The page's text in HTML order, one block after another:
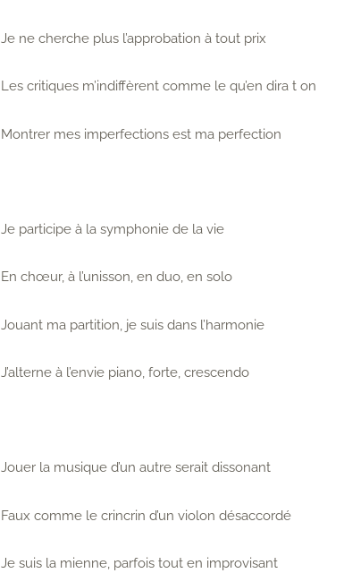
Je ne cherche plus l’approbation à tout prix
Les critiques m’indiffèrent comme le qu’en dira t on
Montrer mes imperfections est ma perfection
Je participe à la symphonie de la vie
En chœur, à l’unisson, en duo, en solo
Jouant ma partition, je suis dans l’harmonie
J’alterne à l’envie piano, forte, crescendo
Jouer la musique d’un autre serait dissonant
Faux comme le crincrin d’un violon désaccordé
Je suis la mienne, parfois tout en improvisant